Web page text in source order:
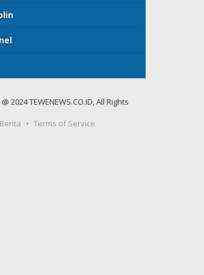
2024 TEWENEWS.CO.ID, All Rights
Terms of Service